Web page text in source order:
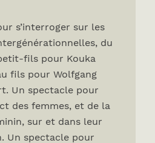
s’interroger sur les
du
fils pour Kouka
fils pour Wolfgang
Un spectacle pour
des femmes, et de la
sur et dans leur
Un spectacle pour